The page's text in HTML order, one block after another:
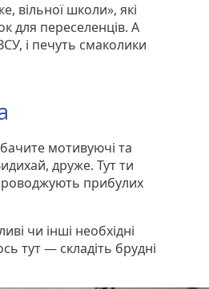
вільної школи», які
для переселенців. А
і печуть смаколики
мотивуючі та
друже. Тут ти
прибулих
чи інші необхідні
тут — складіть брудні